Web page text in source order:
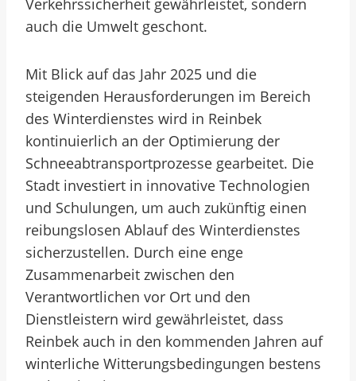
Verkehrssicherheit gewährleistet, sondern
auch die Umwelt geschont.
Mit Blick auf das Jahr 2025 und die
steigenden Herausforderungen im Bereich
des Winterdienstes wird in Reinbek
kontinuierlich an der Optimierung der
Schneeabtransportprozesse gearbeitet. Die
Stadt investiert in innovative Technologien
und Schulungen, um auch zukünftig einen
reibungslosen Ablauf des Winterdienstes
sicherzustellen. Durch eine enge
Zusammenarbeit zwischen den
Verantwortlichen vor Ort und den
Dienstleistern wird gewährleistet, dass
Reinbek auch in den kommenden Jahren auf
winterliche Witterungsbedingungen bestens